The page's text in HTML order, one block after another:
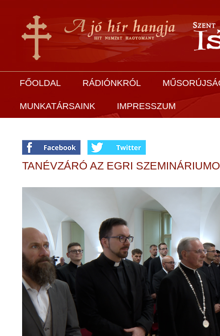
FŐOLDAL RÁDIÓNKRÓL
MUNKATÁRSAINK IMPRESSZUM
TANÉVZÁRÓ AZ EGRI